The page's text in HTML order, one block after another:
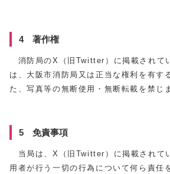
4 著作権
消防局のX（旧Twitter）に掲載されて
は、大阪市消防局又は正当な権利を有す
た、写真等の無断使用・無断転載を禁じ
5 免責事項
当局は、X（旧Twitter）に掲載されて
用者が行う一切の行為について何ら責任